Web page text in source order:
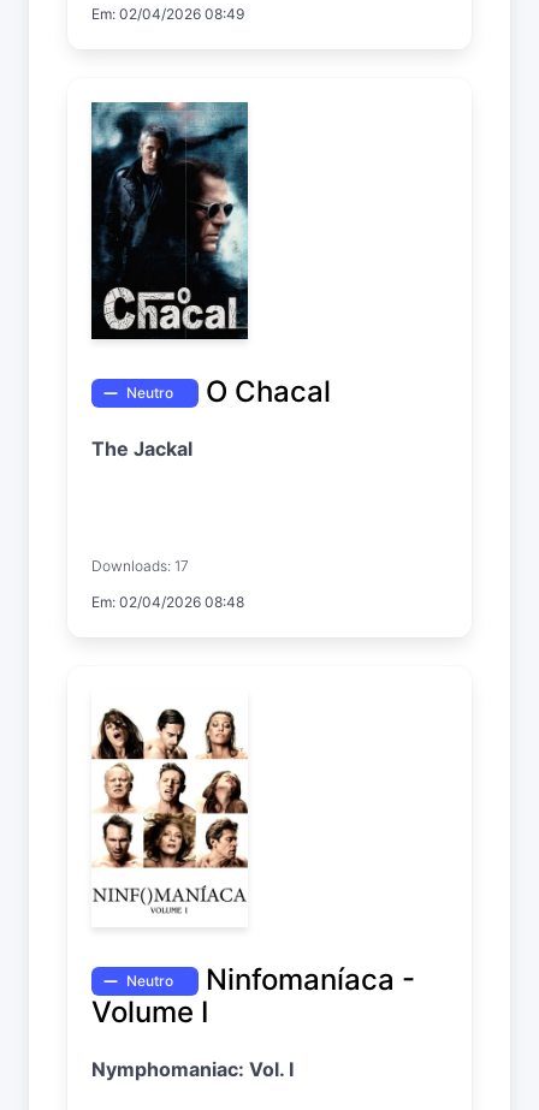
Em: 02/04/2026 08:49
Neutro O Chacal
The Jackal
Downloads: 17
Em: 02/04/2026 08:48
Neutro
Ninfomaníaca -
Volume I
Nymphomaniac: Vol. I